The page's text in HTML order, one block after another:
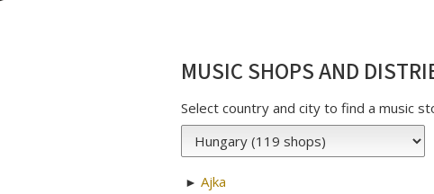
MUSIC SHOPS AND
Select country and city to find a music
► Ajka